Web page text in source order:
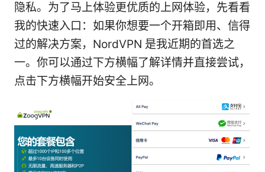
隐私。为了马上体验更优质的上网体验，先看看
我的快速入口：如果你想要一个开箱即用、信得
过的解决方案，NordVPN 是我近期的首选之
一。你可以通过下方横幅了解详情并直接尝试，
点击下方横幅开始安全上网。